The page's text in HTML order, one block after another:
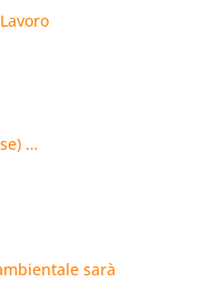
…
sarà